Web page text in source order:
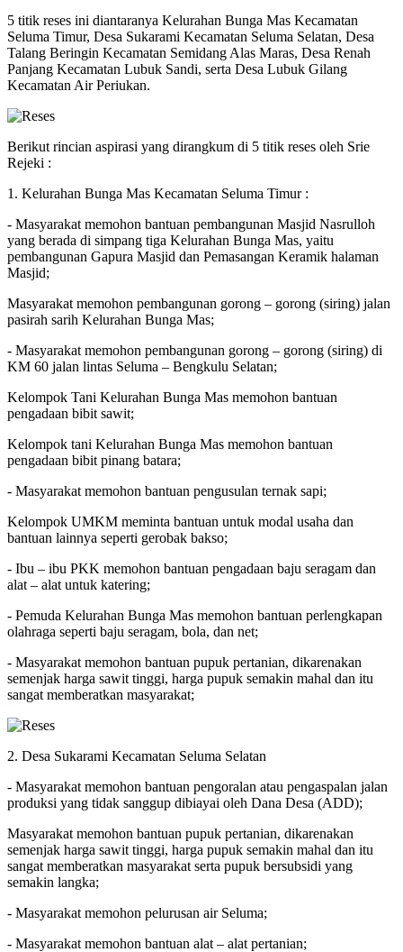
5 titik reses ini diantaranya Kelurahan Bunga Mas Kecamatan
Seluma Timur, Desa Sukarami Kecamatan Seluma Selatan, Desa
Talang Beringin Kecamatan Semidang Alas Maras, Desa Renah
Panjang Kecamatan Lubuk Sandi, serta Desa Lubuk Gilang
Kecamatan Air Periukan.
Berikut rincian aspirasi yang dirangkum di 5 titik reses oleh Srie
Rejeki :
1. Kelurahan Bunga Mas Kecamatan Seluma Timur :
- Masyarakat memohon bantuan pembangunan Masjid Nasrulloh
yang berada di simpang tiga Kelurahan Bunga Mas, yaitu
pembangunan Gapura Masjid dan Pemasangan Keramik halaman
Masjid;
Masyarakat memohon pembangunan gorong – gorong (siring) jalan
pasirah sarih Kelurahan Bunga Mas;
- Masyarakat memohon pembangunan gorong – gorong (siring) di
KM 60 jalan lintas Seluma – Bengkulu Selatan;
Kelompok Tani Kelurahan Bunga Mas memohon bantuan
pengadaan bibit sawit;
Kelompok tani Kelurahan Bunga Mas memohon bantuan
pengadaan bibit pinang batara;
- Masyarakat memohon bantuan pengusulan ternak sapi;
Kelompok UMKM meminta bantuan untuk modal usaha dan
bantuan lainnya seperti gerobak bakso;
- Ibu – ibu PKK memohon bantuan pengadaan baju seragam dan
alat – alat untuk katering;
- Pemuda Kelurahan Bunga Mas memohon bantuan perlengkapan
olahraga seperti baju seragam, bola, dan net;
- Masyarakat memohon bantuan pupuk pertanian, dikarenakan
semenjak harga sawit tinggi, harga pupuk semakin mahal dan itu
sangat memberatkan masyarakat;
2. Desa Sukarami Kecamatan Seluma Selatan
- Masyarakat memohon bantuan pengoralan atau pengaspalan jalan
produksi yang tidak sanggup dibiayai oleh Dana Desa (ADD);
Masyarakat memohon bantuan pupuk pertanian, dikarenakan
semenjak harga sawit tinggi, harga pupuk semakin mahal dan itu
sangat memberatkan masyarakat serta pupuk bersubsidi yang
semakin langka;
- Masyarakat memohon pelurusan air Seluma;
- Masyarakat memohon bantuan alat – alat pertanian;